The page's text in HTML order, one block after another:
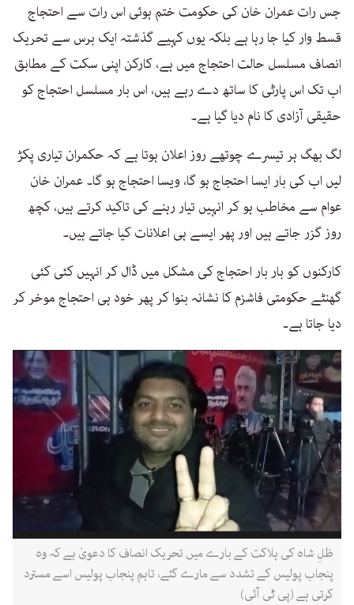
جس رات عمران خان کی حکومت ختم ہوئی اس رات سے احتجاج
قسط وار کیا جا رہا ہے بلکہ یوں کہیے گذشتہ ایک برس سے تحریک
انصاف مسلسل حالت احتجاج میں ہے، کارکن اپنی سکت کے مطابق
اب تک اس پارٹی کا ساتھ دے رہے ہیں، اس بار مسلسل احتجاج کو
حقیقی آزادی کا نام دیا گیا ہے۔
لگ بھگ ہر تیسرے چوتھے روز اعلان ہوتا ہے کہ حکمران تیاری پکڑ
لیں اب کی بار ایسا احتجاج ہو گا، ویسا احتجاج ہو گا۔ عمران خان
عوام سے مخاطب ہو کر انہیں تیار رہنے کی تاکید کرتے ہیں، کچھ
روز گزر جاتے ہیں اور پھر ایسے ہی اعلانات کیا جاتے ہیں۔
کارکنوں کو بار بار احتجاج کی مشکل میں ڈال کر انہیں کئی کئی
گھنٹے حکومتی فاشزم کا نشانہ بنوا کر پھر خود ہی احتجاج موخر کر
دیا جاتا ہے۔
ظلِ شاہ کی ہلاکت کے بارے میں تحریک انصاف کا دعویٰ ہے کہ وہ
پنجاب پولیس کے تشدد سے مارے گئے، تاہم پنجاب پولیس اسے مسترد
کرتی ہے (پی ٹی آئی)